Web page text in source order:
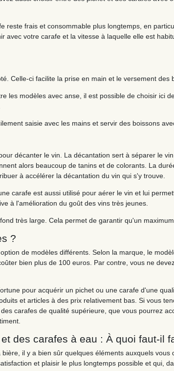
reste frais et consommable plus longtemps, en
avec votre carafe et la vitesse à laquelle elle est
Celle-ci facilite la prise en main et le versement des
les modèles avec anse, il est possible de choisir ici
saisie avec les mains et servir des boissons
décanter le vin. La décantation sert à séparer le
alors beaucoup de tanins et de colorants. La
à accélérer la décantation du vin qui s'y trouve.
carafe est aussi utilisé pour aérer le vin et lui
à l'amélioration du goût des vins très jeunes.
très large. Cela permet de garantir qu'un
?
de modèles différents. Selon la marque, le
bien plus de 100 euros. Par contre, vous ne
pour acquérir un pichet ou une carafe d'une
et articles à des prix relativement bas. Si vous
carafes de qualité supérieure, que vous pourrez
des carafes à eau : À quoi faut-il
il y a bien sûr quelques éléments auxquels
et plaisir le plus longtemps possible et qui,